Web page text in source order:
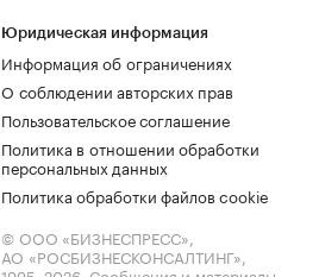
Юридическая информация
Информация об ограничениях
О соблюдении авторских прав
Пользовательское соглашение
Политика в отношении обработки
персональных данных
Политика обработки файлов cookie
© ООО «БИЗНЕСПРЕСС»,
АО «РОСБИЗНЕСКОНСАЛТИНГ»,